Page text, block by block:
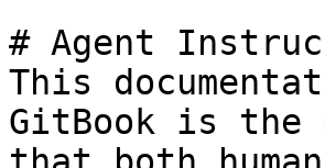
# Agent
This
GitBook is the